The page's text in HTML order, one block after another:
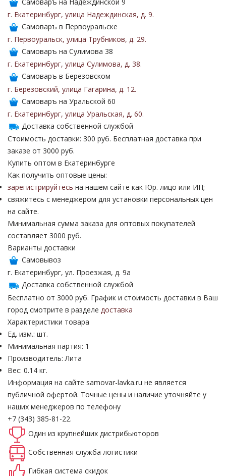
г. Екатеринбург, улица Надеждинская, д. 9.
Самоваръ в Первоуральске
г. Первоуральск, улица Трубников, д. 29.
Самоваръ на Сулимова 38
г. Екатеринбург, улица Сулимова, д. 38.
Самоваръ в Березовском
г. Березовский, улица Гагарина, д. 12.
Самоваръ на Уральской 60
г. Екатеринбург, улица Уральская, д. 60.
Доставка собственной службой
Стоимость доставки: 300 руб. Бесплатная доставка при
заказе от 3000 руб.
Купить оптом в Екатеринбурге
Как получить оптовые цены:
зарегистрируйтесь на нашем сайте как Юр. лицо или ИП;
свяжитесь с менеджером для установки персональных цен
на сайте.
Минимальная сумма заказа для оптовых покупателей
составляет 3000 руб.
Варианты доставки
Самовывоз
г. Екатеринбург, ул. Проезжая, д. 9а
Доставка собственной службой
Бесплатно от 3000 руб. График и стоимость доставки в Ваш
город смотрите в разделе доставка
Характеристики товара
Ед. изм.: шт.
Минимальная партия: 1
Производитель: Лита
Вес: 0.14 кг.
Информация на сайте samovar-lavka.ru не является
публичной офертой. Точные цены и наличие уточняйте у
наших менеджеров по телефону
+7 (343) 385-81-22.
Один из крупнейших дистрибьюторов
Собственная служба логистики
Гибкая система скидок